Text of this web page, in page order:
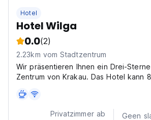
Hotel
Hotel Wilga
0.0(2)
2.23km vom Stadtzentrum
Wir präsentieren Ihnen ein Drei-
Zentrum von Krakau. Das Hotel kann
Privatzimmer ab
Geen